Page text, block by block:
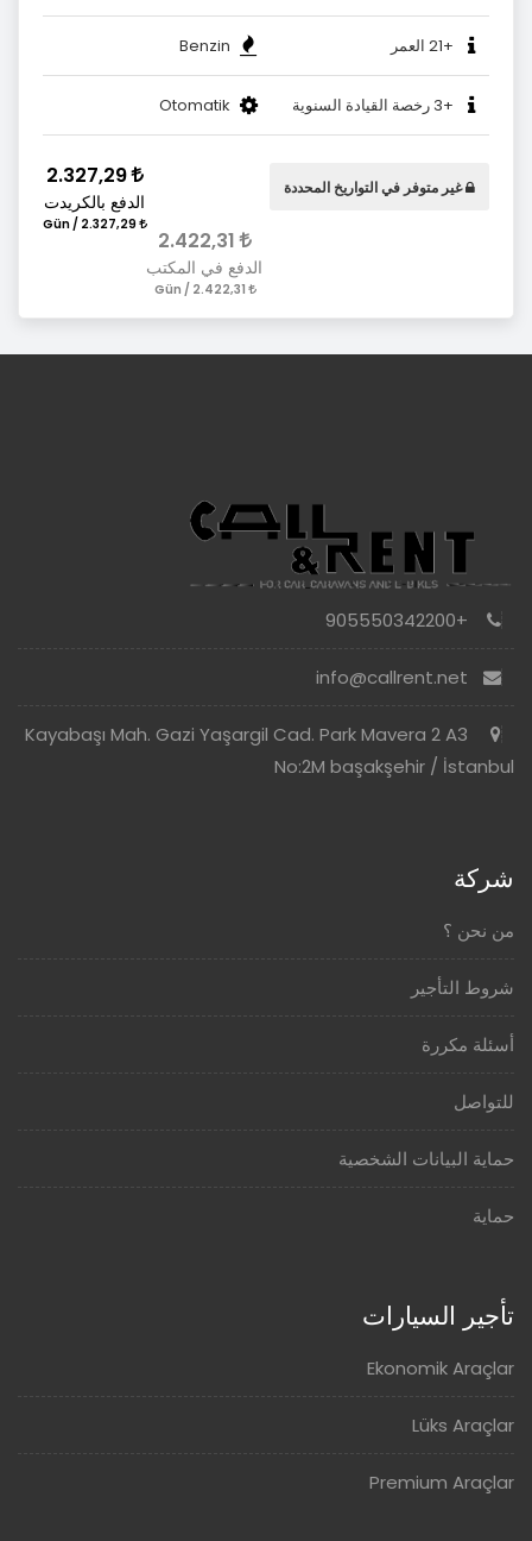
Benzin +21 العمر
Otomatik +3 رخصة القيادة السنوية
2.422,31
الدفع في المكتب
2.327,29
الدفع بالكريدت
غير متوفر في التواريخ المحددة
+905550342200
Kayabaşı Mah. Gazi Yaşargil Cad. Park Mavera 2 A3
No:2M başakşehir / İstanbul
شركة
من نحن ؟
شروط التأجير
أسئلة مكررة
للتواصل
حماية البيانات الشخصية
حماية
تأجير السيارات
Ekonomik Araçlar
Lüks Araçlar
Premium Araçlar